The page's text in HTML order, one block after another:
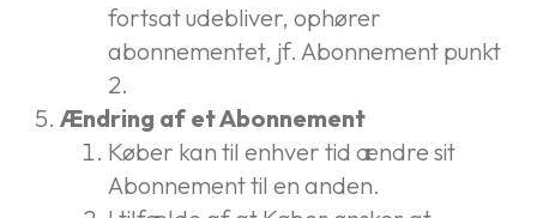
fortsat udebliver, ophører
abonnementet, jf. Abonnement punkt
2.
Ændring af et Abonnement
Køber kan til enhver tid ændre sit
Abonnement til en anden.